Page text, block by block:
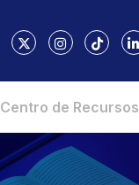
Centro de Recursos